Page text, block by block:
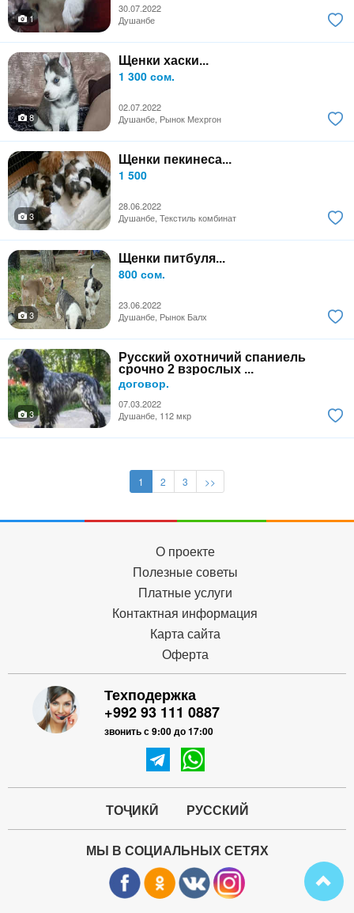
30.07.2022
1
Душанбе
Щенки хаски...
1 300 сом.
02.07.2022
8
Душанбе, Рынок Мехргон
Щенки пекинеса...
1 500
28.06.2022
3
Душанбе, Текстиль комбинат
Щенки питбуля...
800 сом.
23.06.2022
3
Душанбе, Рынок Балх
Русский охотничий спаниель
срочно 2 взрослых ...
договор.
07.03.2022
3
Душанбе, 112 мкр
1 2 3 >>
О проекте
Полезные советы
Платные услуги
Контактная информация
Карта сайта
Оферта
Техподержка
+992 93 111 0887
звонить с 9:00 до 17:00
ТОҶИКӢ РУССКИЙ
МЫ В СОЦИАЛЬНЫХ СЕТЯХ